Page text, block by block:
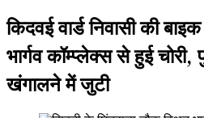
किदवई वार्ड निवासी की
भार्गव कॉम्प्लेक्स से हुई
खंगालने में जुटी